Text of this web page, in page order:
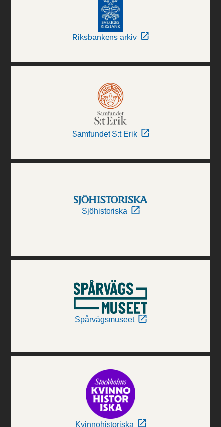
Riksbankens arkiv
Samfundet S:t Erik
Sjöhistoriska
Spårvägsmuseet
Kvinnohistoriska